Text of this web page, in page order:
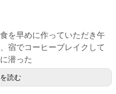
を早めに作っていただき午
宿でコーヒーブレイクして
潜った
読む